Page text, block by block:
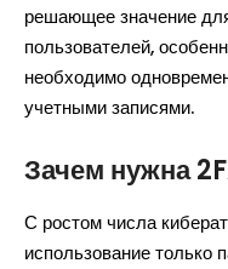
решающее значение
пользователей,
необходимо
учетными записями.
Зачем нужна
С ростом числа
использование только